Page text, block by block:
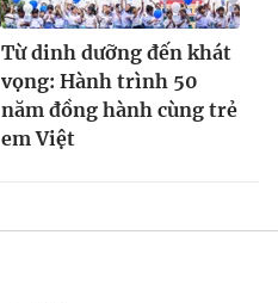
Từ dinh dưỡng đến khát
vọng: Hành trình 50
năm đồng hành cùng trẻ
em Việt